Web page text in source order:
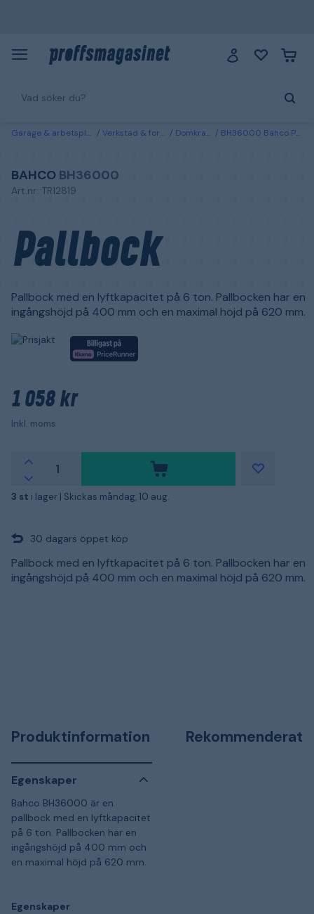
Garage & arbetsplats Verkstad & fordon Domkrafter BH36000 Bahco Pallbock
BAHCO BH36000
Art.nr: TR12819
Pallbock
Pallbock med en lyftkapacitet på 6 ton. Pallbocken har en
ingångshöjd på 400 mm och en maximal höjd på 620 mm.
1 058 kr
Inkl. moms
3 st i lager | Skickas måndag, 10 aug.
30 dagars öppet köp
Pallbock med en lyftkapacitet på 6 ton. Pallbocken har en
ingångshöjd på 400 mm och en maximal höjd på 620 mm.
Produktinformation
Egenskaper
Bahco BH36000 är en
pallbock med en lyftkapacitet
på 6 ton. Pallbocken har en
ingångshöjd på 400 mm och
en maximal höjd på 620 mm.
Egenskaper
Rekommenderat